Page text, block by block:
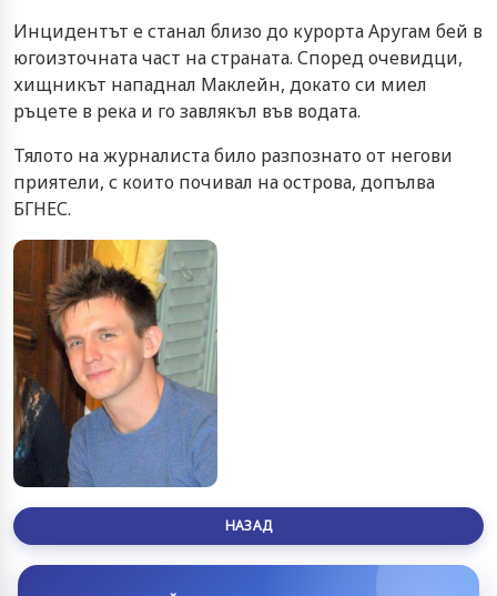
Инцидентът е станал близо до курорта Аругам бей в
югоизточната част на страната. Според очевидци,
хищникът нападнал Маклейн, докато си миел
ръцете в река и го завлякъл във водата.
Тялото на журналиста било разпознато от негови
приятели, с които почивал на острова, допълва
БГНЕС.
НАЗАД